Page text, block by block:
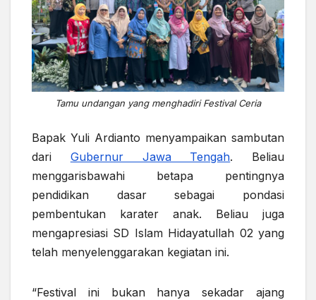
Tamu undangan yang menghadiri Festival Ceria
Bapak Yuli Ardianto menyampaikan sambutan
dari Gubernur Jawa Tengah. Beliau
menggarisbawahi betapa pentingnya
pendidikan dasar sebagai pondasi
pembentukan karater anak. Beliau juga
mengapresiasi SD Islam Hidayatullah 02 yang
telah menyelenggarakan kegiatan ini.
“Festival ini bukan hanya sekadar ajang